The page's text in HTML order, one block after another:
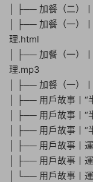
│ ├── 加餐（二）
│ ├── 加餐（一）
理.html
│ ├── 加餐（一）
理.mp3
│ ├── 加餐（一）
│ ├── 用戶故事丨
│ ├── 用戶故事丨
│ ├── 用戶故事丨
│ ├── 用戶故事丨
│ ├── 用戶故事丨
│ └── 用戶故事丨